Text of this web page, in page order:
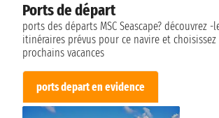
Ports de départ
ports des départs MSC Seascape? découvrez -
itinéraires prévus pour ce navire et
prochains vacances
ports depart en evidence